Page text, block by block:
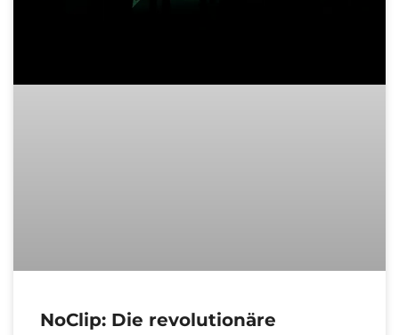
NoClip: Die revolutionäre